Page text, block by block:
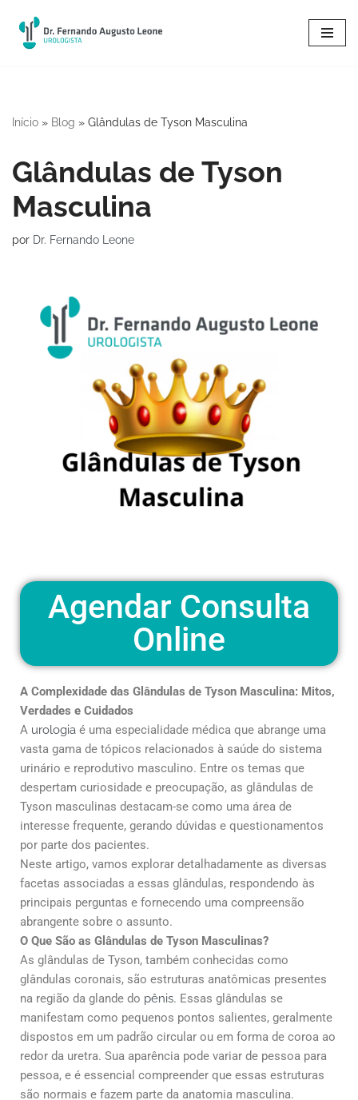
Pular
Início » Blog » Glândulas de Tyson Masculina
Glândulas de Tyson
Masculina
por Dr. Fernando Leone
Agendar Consulta
Online
A Complexidade das Glândulas de Tyson Masculina: Mitos,
Verdades e Cuidados
A urologia é uma especialidade médica que abrange uma
vasta gama de tópicos relacionados à saúde do sistema
urinário e reprodutivo masculino. Entre os temas que
despertam curiosidade e preocupação, as glândulas de
Tyson masculinas destacam-se como uma área de
interesse frequente, gerando dúvidas e questionamentos
por parte dos pacientes.
Neste artigo, vamos explorar detalhadamente as diversas
facetas associadas a essas glândulas, respondendo às
principais perguntas e fornecendo uma compreensão
abrangente sobre o assunto.
O Que São as Glândulas de Tyson Masculinas?
As glândulas de Tyson, também conhecidas como
glândulas coronais, são estruturas anatômicas presentes
na região da glande do pênis. Essas glândulas se
manifestam como pequenos pontos salientes, geralmente
dispostos em um padrão circular ou em forma de coroa ao
redor da uretra. Sua aparência pode variar de pessoa para
pessoa, e é essencial compreender que essas estruturas
são normais e fazem parte da anatomia masculina.